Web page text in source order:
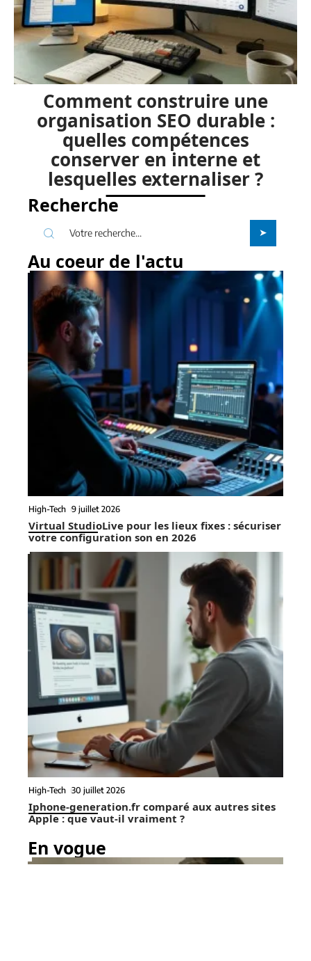
Comment construire une
organisation SEO durable :
quelles compétences
conserver en interne et
lesquelles externaliser ?
Recherche
Au coeur de l'actu
High-Tech 9 juillet 2026
Virtual StudioLive pour les lieux fixes : sécuriser
votre configuration son en 2026
High-Tech 30 juillet 2026
Iphone-generation.fr comparé aux autres sites
Apple : que vaut-il vraiment ?
En vogue